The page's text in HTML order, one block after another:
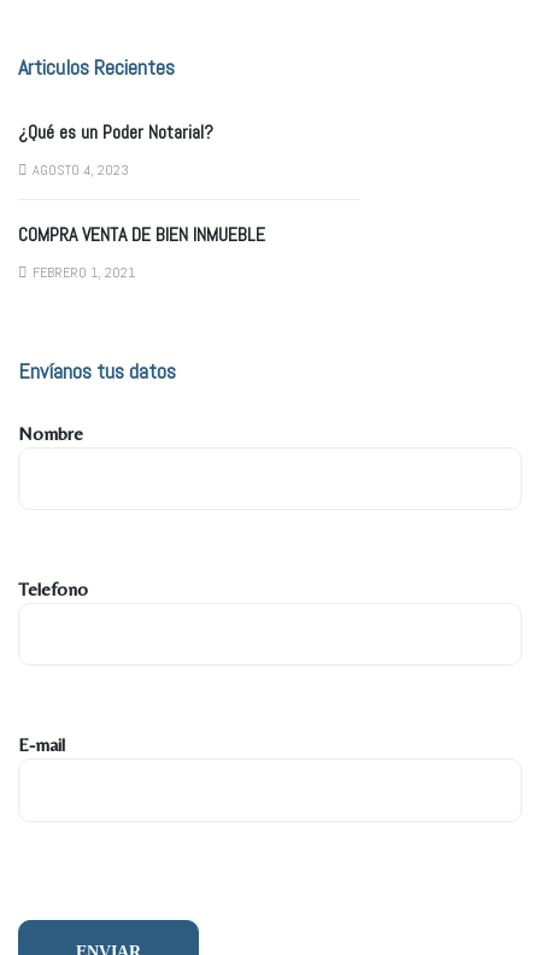
Articulos Recientes
¿Qué es un Poder Notarial?
AGOSTO 4, 2023
COMPRA VENTA DE BIEN INMUEBLE
FEBRERO 1, 2021
Envíanos tus datos
Nombre
Telefono
E-mail